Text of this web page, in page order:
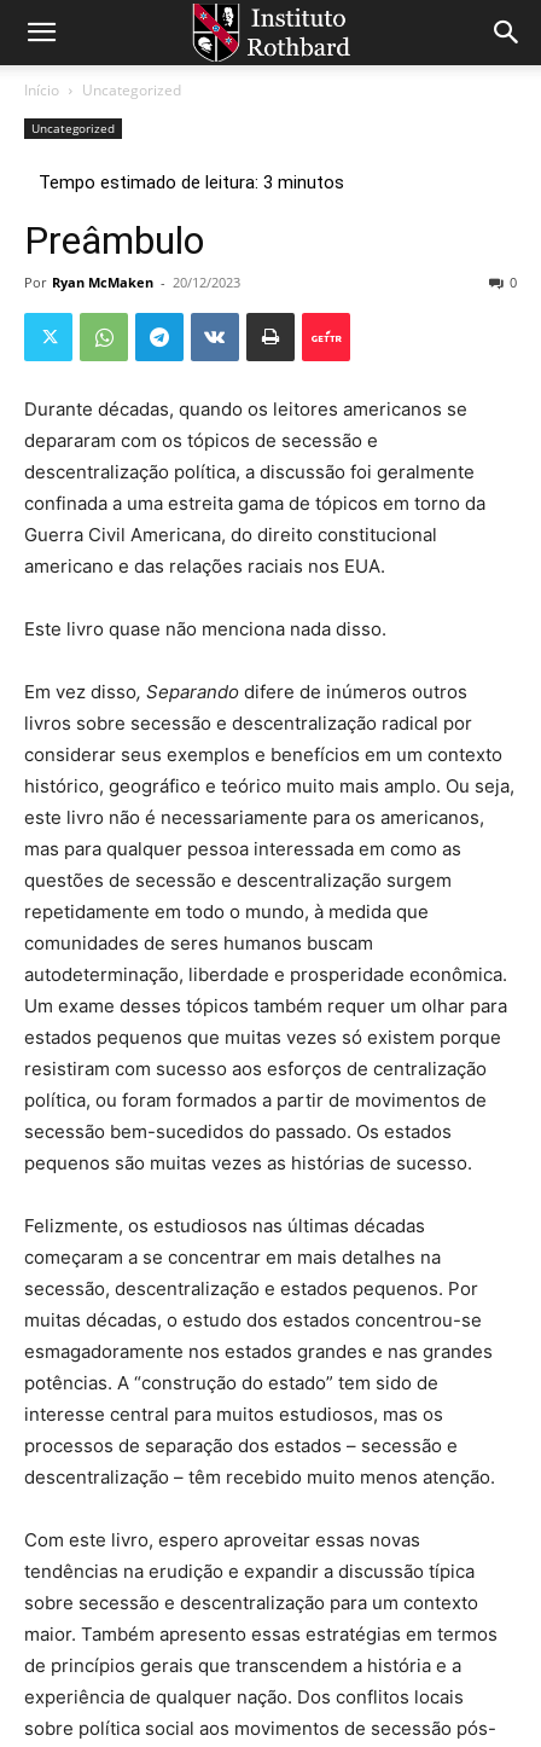
Início Uncategorized
Uncategorized
Preâmbulo
Por Ryan McMaken - 20/12/2023 0
Durante décadas, quando os leitores americanos se
depararam com os tópicos de secessão e
descentralização política, a discussão foi geralmente
confinada a uma estreita gama de tópicos em torno da
Guerra Civil Americana, do direito constitucional
americano e das relações raciais nos EUA.
Este livro quase não menciona nada disso.
Em vez disso, Separando difere de inúmeros outros
livros sobre secessão e descentralização radical por
considerar seus exemplos e benefícios em um contexto
histórico, geográfico e teórico muito mais amplo. Ou seja,
este livro não é necessariamente para os americanos,
mas para qualquer pessoa interessada em como as
questões de secessão e descentralização surgem
repetidamente em todo o mundo, à medida que
comunidades de seres humanos buscam
autodeterminação, liberdade e prosperidade econômica.
Um exame desses tópicos também requer um olhar para
estados pequenos que muitas vezes só existem porque
resistiram com sucesso aos esforços de centralização
política, ou foram formados a partir de movimentos de
secessão bem-sucedidos do passado. Os estados
pequenos são muitas vezes as histórias de sucesso.
Felizmente, os estudiosos nas últimas décadas
começaram a se concentrar em mais detalhes na
secessão, descentralização e estados pequenos. Por
muitas décadas, o estudo dos estados concentrou-se
esmagadoramente nos estados grandes e nas grandes
potências. A “construção do estado” tem sido de
interesse central para muitos estudiosos, mas os
processos de separação dos estados – secessão e
descentralização – têm recebido muito menos atenção.
Com este livro, espero aproveitar essas novas
tendências na erudição e expandir a discussão típica
sobre secessão e descentralização para um contexto
maior. Também apresento essas estratégias em termos
de princípios gerais que transcendem a história e a
experiência de qualquer nação. Dos conflitos locais
sobre política social aos movimentos de secessão pós-